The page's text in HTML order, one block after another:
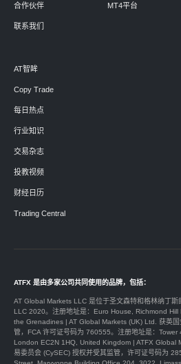
合作伙伴
联系我们
MT4平台
AT智眸
Copy Trade
每日热点
行业知识
交易杂志
投教视频
财经日历
Trading Central
ATFX 是由多家公司共同使用的品牌，包括：
AT Global Markets LLC 是位于圣文森特和格林纳丁
LLC 2020。注册地址是：Euro House, Richmond
the Grenadines | AT Global Markets (UK) Ltd. 获英
管，FCA 许可证号码为 760555。注册地址是：
London EC2N 1HQ, United Kingdom | ATFX Global
易委员会 (CySEC) 授权并受其监管，许可证号码为